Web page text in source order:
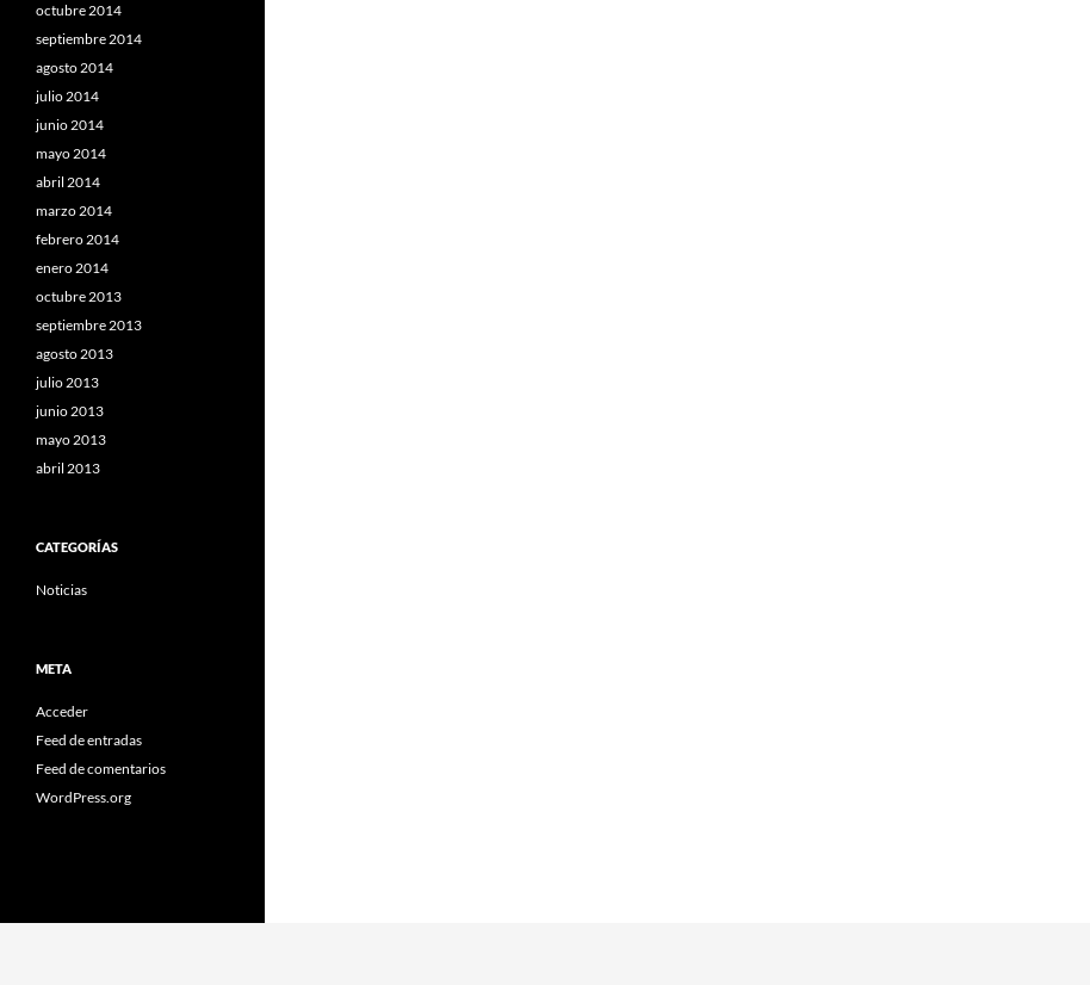
octubre 2014
septiembre 2014
agosto 2014
julio 2014
junio 2014
mayo 2014
abril 2014
marzo 2014
febrero 2014
enero 2014
octubre 2013
septiembre 2013
agosto 2013
julio 2013
junio 2013
mayo 2013
abril 2013
CATEGORÍAS
Noticias
META
Acceder
Feed de entradas
Feed de comentarios
WordPress.org